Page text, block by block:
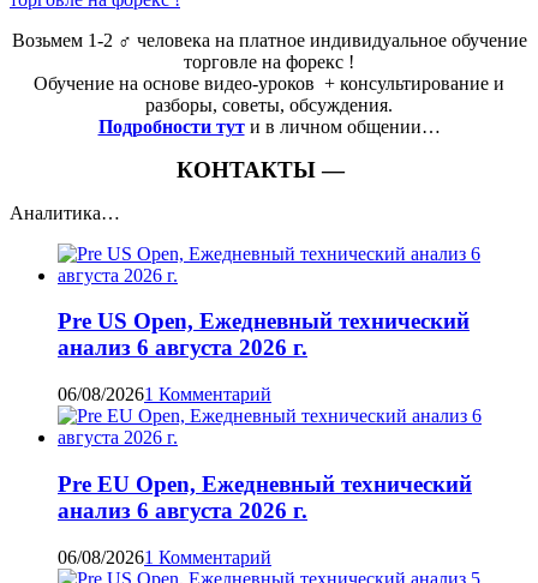
Возьмем 1-2 ‍♂️ человека на платное индивидуальное обучение
торговле на форекс !
Обучение на основе видео-уроков ️ + консультирование и
разборы, советы, обсуждения.
Подробности тут и в личном общении…
КОНТАКТЫ —
Аналитика…
Pre US Open, Ежедневный технический
анализ 6 августа 2026 г.
06/08/20261 Комментарий
Pre EU Open, Ежедневный технический
анализ 6 августа 2026 г.
06/08/20261 Комментарий